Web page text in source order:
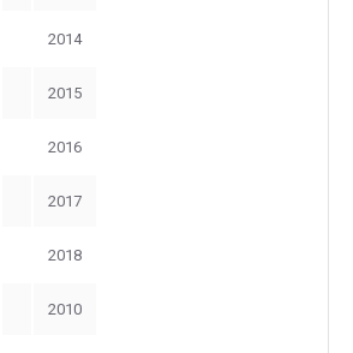
2014
2015
2016
2017
2018
2010